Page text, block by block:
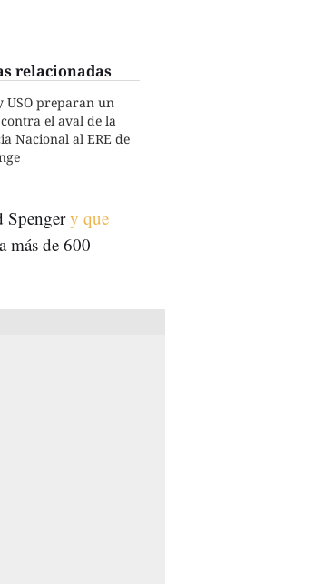
relacionadas
USO preparan un
el aval de la
Nacional al ERE de
Spengery que
más de 600